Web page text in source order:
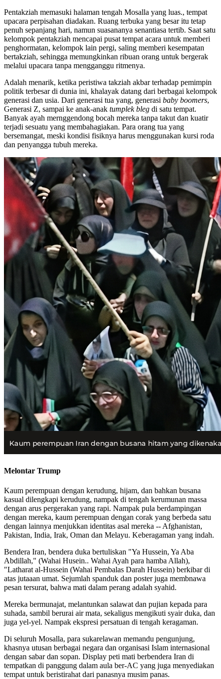
Pentakziah memasuki halaman tengah Mosalla yang luas., tempat
upacara perpisahan diadakan. Ruang terbuka yang besar itu tetap
penuh sepanjang hari, namun suasananya senantiasa tertib. Saat satu
kelompok pentakziah mencapai pusat tempat acara untuk memberi
penghormatan, kelompok lain pergi, saling memberi kesempatan
bertakziah, sehingga memungkinkan ribuan orang untuk bergerak
melalui upacara tanpa mengganggu ritmenya.
Adalah menarik, ketika peristiwa takziah akbar terhadap pemimpin
politik terbesar di dunia ini, khalayak datang dari berbagai kelompok
generasi dan usia. Dari generasi tua yang, generasi baby boomers,
Generasi Z, sampai ke anak-anak tumplek bleg di satu tempat.
Banyak ayah mernggendong bocah mereka tanpa takut dan kuatir
terjadi sesuatu yang membahagiakan. Para orang tua yang
bersemangat, meski kondisi fisiknya harus menggunakan kursi roda
dan penyangga tubuh mereka.
Melontar Trump
Kaum perempuan dengan kerudung, hijam, dan bahkan busana
kasual dilengkapi kerudung, nampak di tengah kerumunan massa
dengan arus pergerakan yang rapi. Nampak pula berdampingan
dengan mereka, kaum perempuan dengan corak yang berbeda satu
dengan lainnya menjukkan identitas asal mereka -- Afghanistan,
Pakistan, India, Irak, Oman dan Melayu. Keberagaman yang indah.
Bendera Iran, bendera duka bertuliskan "Ya Hussein, Ya Aba
Abdillah," (Wahai Husein.. Wahai Ayah para hamba Allah),
"Latharat al-Hussein (Wahai Pembalas Darah Hussein) berkibar di
atas jutaaan umat. Sejumlah spanduk dan poster juga membnawa
pesan tersurat, bahwa mati dalam perang adalah syahid.
Mereka bermunajat, melantunkan salawat dan pujian kepada para
suhada, sambil berurai air mata, sekaligus mengikuti syair duka, dan
juga yel-yel. Nampak ekspresi persatuan di tengah keragaman.
Di seluruh Mosalla, para sukarelawan memandu pengunjung,
khasnya utusan berbagai negara dan organisasi Islam internasional
dengan sabar dan sopan. Display peti mati berbendera Iran di
tempatkan di panggung dalam aula ber-AC yang juga menyediakan
tempat untuk beristirahat dari panasnya musim panas.